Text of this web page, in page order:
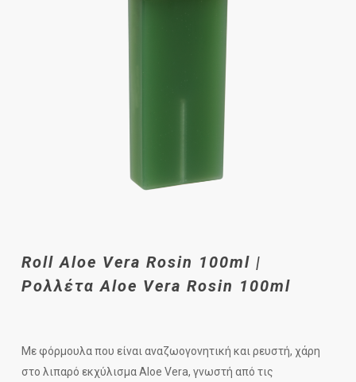
Roll Aloe Vera Rosin 100ml |
Ρολλέτα Aloe Vera Rosin 100ml
Με φόρμουλα που είναι αναζωογονητική και ρευστή, χάρη
στο λιπαρό εκχύλισμα Aloe Vera, γνωστή από τις